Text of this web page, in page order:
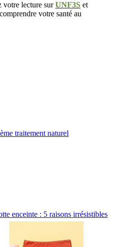
votre lecture surUNF3S et
votre santé au
traitement naturel
enceinte : 5 raisons irrésistibles